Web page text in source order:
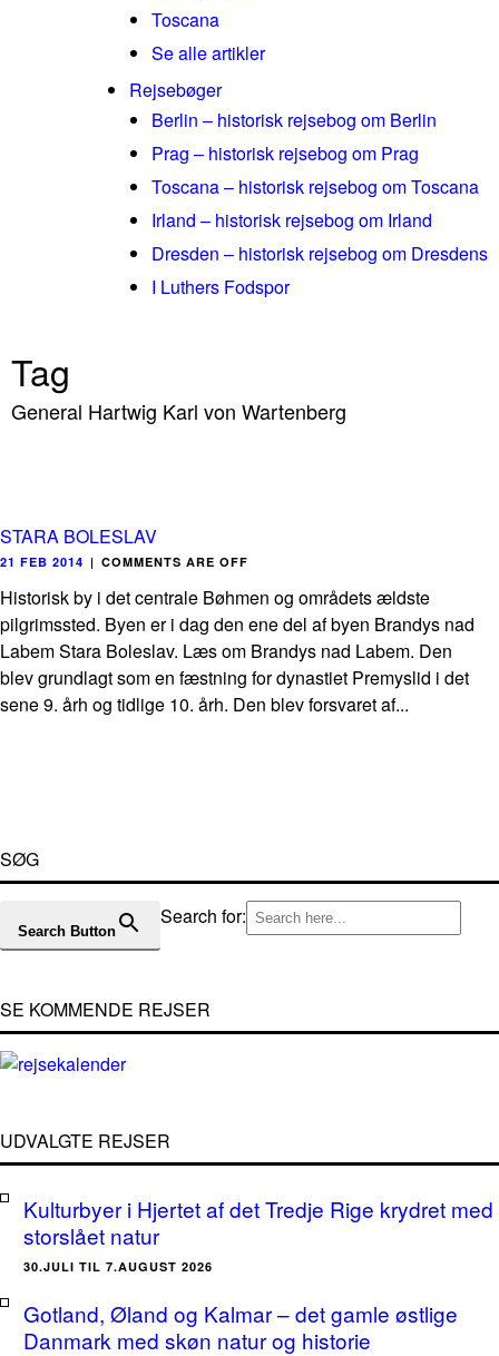
Toscana
Se alle artikler
Rejsebøger
Berlin – historisk rejsebog om Berlin
Prag – historisk rejsebog om Prag
Toscana – historisk rejsebog om Toscana
Irland – historisk rejsebog om Irland
Dresden – historisk rejsebog om Dresdens
I Luthers Fodspor
Tag
General Hartwig Karl von Wartenberg
STARA BOLESLAV
21 FEB 2014 | COMMENTS ARE OFF
Historisk by i det centrale Bøhmen og områdets ældste
pilgrimssted. Byen er i dag den ene del af byen Brandys nad
Labem Stara Boleslav. Læs om Brandys nad Labem. Den
blev grundlagt som en fæstning for dynastiet Premyslid i det
sene 9. årh og tidlige 10. årh. Den blev forsvaret af...
SØG
Search for:
Search Button
SE KOMMENDE REJSER
UDVALGTE REJSER
Kulturbyer i Hjertet af det Tredje Rige krydret med
storslået natur
30.JULI TIL 7.AUGUST 2026
Gotland, Øland og Kalmar – det gamle østlige
Danmark med skøn natur og historie